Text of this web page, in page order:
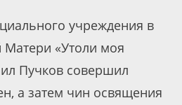
учреждения в
«Утоли моя
Пучков совершил
а затем чин освящения